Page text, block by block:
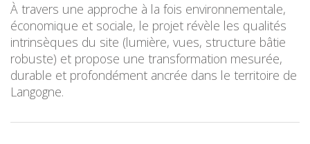
À travers une approche à la fois environnementale,
économique et sociale, le projet révèle les qualités
intrinsèques du site (lumière, vues, structure bâtie
robuste) et propose une transformation mesurée,
durable et profondément ancrée dans le territoire de
Langogne.